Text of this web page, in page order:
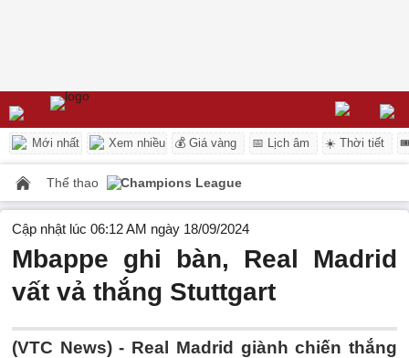
Mới nhất Xem nhiều 💰 Giá vàng 📅 Lịch âm ☀️ Thời tiết
Thể thao Champions League
Cập nhật lúc 06:12 AM ngày 18/09/2024
Mbappe ghi bàn, Real Madrid
vất vả thắng Stuttgart
(VTC News) - Real Madrid giành chiến thắng